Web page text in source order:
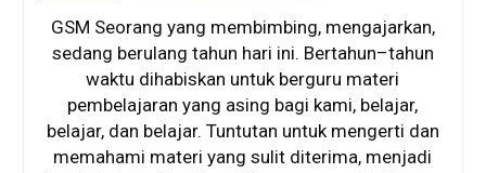
GSM Seorang yang membimbing, mengajarkan,
sedang berulang tahun hari ini. Bertahun–tahun
waktu dihabiskan untuk berguru materi
pembelajaran yang asing bagi kami, belajar,
belajar, dan belajar. Tuntutan untuk mengerti dan
memahami materi yang sulit diterima, menjadi